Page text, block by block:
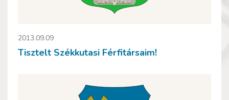
2013.09.09
Tisztelt Székkutasi Férfitársaim!